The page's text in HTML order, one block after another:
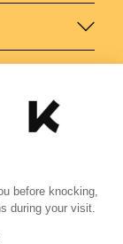
before knocking,
during your visit.